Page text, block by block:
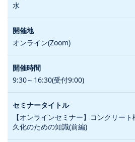
水
オンライン(Zoom)
9:30～16:30(受付9:00)
【オンラインセミナー】コンクリー
久化のための知識(前編)